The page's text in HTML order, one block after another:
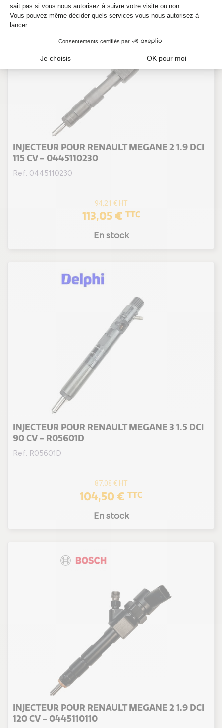
INJECTEUR POUR RENAULT MEGANE 2 1.9 DCI
115 CV - 0445110230
Ref. 0445110230
94,21 € HT
113,05 € TTC
En stock
INJECTEUR POUR RENAULT MEGANE 3 1.5 DCI
90 CV - R05601D
Ref. R05601D
87,08 € HT
104,50 € TTC
En stock
INJECTEUR POUR RENAULT MEGANE 2 1.9 DCI
120 CV - 0445110110